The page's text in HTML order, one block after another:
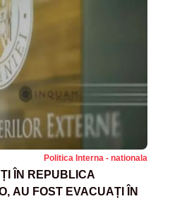
Politica Interna - nationala
ÎN REPUBLICA
AU FOST EVACUAȚI ÎN